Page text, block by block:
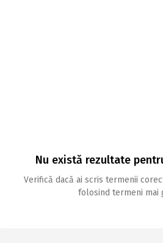
Nu există rezultate
Verifică dacă ai scris termenii
folosind termeni mai